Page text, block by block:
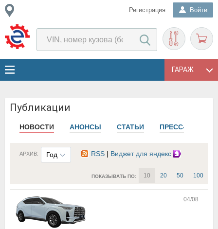
Регистрация Войти
ГАРАЖ
Публикации
НОВОСТИ АНОНСЫ СТАТЬИ ПРЕСС-РЕЛИЗЫ
Год
АРХИВ: RSS | Виджет для яндекс
ПОКАЗЫВАТЬ ПО: 10 20 50 100
04/08